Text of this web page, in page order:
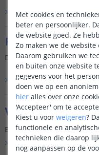
Lees verder
Reviews
Dit product is nog niet
Bekijk alle 0 reviews
Vraag &
Er is nog geen vraag
Bekijk alle Vraag &
Met cookies en
beter en persoonlijker.
de website goed. Ze
Zo maken we de
Daarom gebruiken we
en buiten onze website
gegevens voor het
doen we op een
hier alles over onze
'Accepteer' om te
Kiest u voor weigeren?
functionele en
technieken die daarop
nog aanpassen op de